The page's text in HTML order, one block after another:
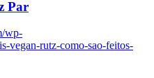
Par
wp-
vegan-rutz-como-sao-feitos-